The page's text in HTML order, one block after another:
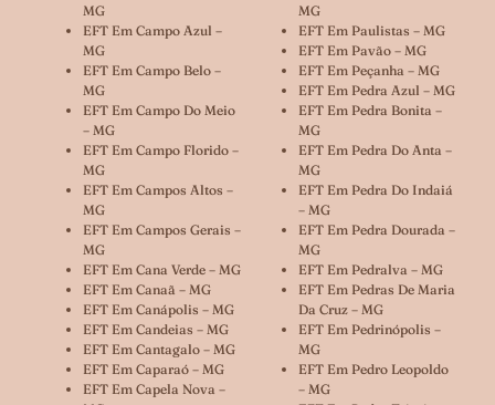
MG
EFT Em Campo Azul –
MG
EFT Em Campo Belo –
MG
EFT Em Campo Do Meio
– MG
EFT Em Campo Florido –
MG
EFT Em Campos Altos –
MG
EFT Em Campos Gerais –
MG
EFT Em Cana Verde – MG
EFT Em Canaã – MG
EFT Em Canápolis – MG
EFT Em Candeias – MG
EFT Em Cantagalo – MG
EFT Em Caparaó – MG
EFT Em Capela Nova –
MG
EFT Em Paulistas – MG
EFT Em Pavão – MG
EFT Em Peçanha – MG
EFT Em Pedra Azul – MG
EFT Em Pedra Bonita –
MG
EFT Em Pedra Do Anta –
MG
EFT Em Pedra Do Indaiá
– MG
EFT Em Pedra Dourada –
MG
EFT Em Pedralva – MG
EFT Em Pedras De Maria
Da Cruz – MG
EFT Em Pedrinópolis –
MG
EFT Em Pedro Leopoldo
– MG